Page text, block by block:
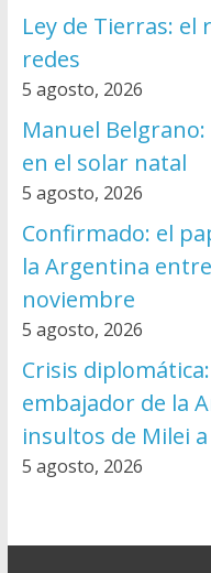
Ley de Tierras: el
redes
5 agosto, 2026
Manuel
en el solar natal
5 agosto, 2026
Confirmado: el
la Argentina
noviembre
5 agosto, 2026
Crisis
embajador de la
insultos de Milei
5 agosto, 2026